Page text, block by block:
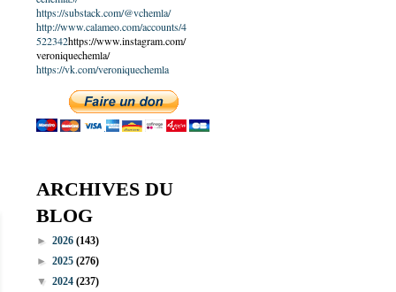
https://substack.com/@vchemla/
http://www.calameo.com/accounts/4
522342https://www.instagram.com/
veroniquechemla/
https://vk.com/veroniquechemla
ARCHIVES DU
BLOG
► 2026 (143)
► 2025 (276)
▼ 2024 (237)